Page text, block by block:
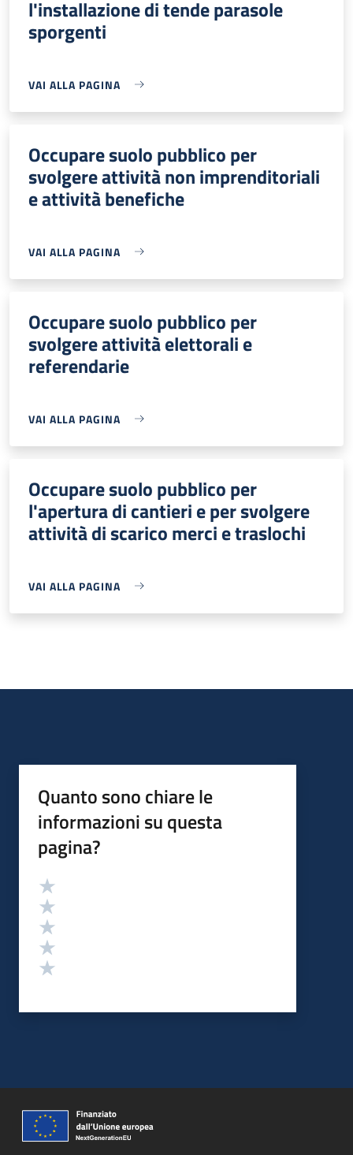
l'installazione di tende parasole
sporgenti
VAI ALLA PAGINA
Occupare suolo pubblico per
svolgere attività non imprenditoriali
e attività benefiche
VAI ALLA PAGINA
Occupare suolo pubblico per
svolgere attività elettorali e
referendarie
VAI ALLA PAGINA
Occupare suolo pubblico per
l'apertura di cantieri e per svolgere
attività di scarico merci e traslochi
VAI ALLA PAGINA
Quanto sono chiare le
informazioni su questa
pagina?
Valutazione